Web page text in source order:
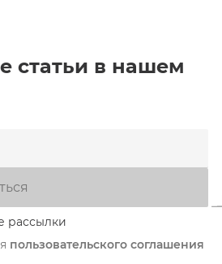
статьи в нашем
рассылки
пользовательского соглашения